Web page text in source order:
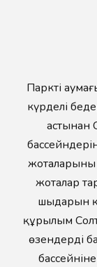
Парктің
күрделі
астынан
жоталар
шыңдарын
құрылым
өзендердің